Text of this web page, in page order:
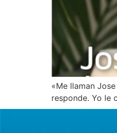
«Me llaman
responde. Yo le